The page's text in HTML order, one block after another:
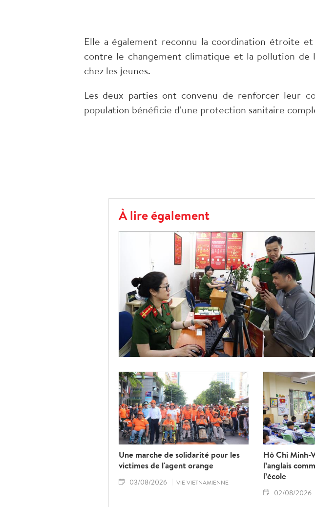
Elle a également reconnu la coordination étroite
contre le changement climatique et la pollution de
chez les jeunes.
Les deux parties ont convenu de renforcer leur
population bénéficie d'une protection sanitaire
À lire également
Une marche de solidarité pour les
victimes de l'agent orange
03/08/2026 VIE VIETNAMIENNE
Hô Chi Minh-
l’anglais
l’école
02/08/2026